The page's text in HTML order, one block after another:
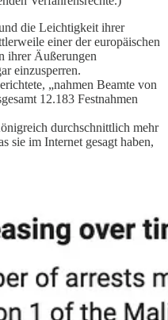
die Leichtigkeit ihrer
einer der europäischen
ihrer Äußerungen
einzusperren.
„nahmen Beamte von
12.183 Festnahmen
durchschnittlich mehr
sie im Internet gesagt haben,